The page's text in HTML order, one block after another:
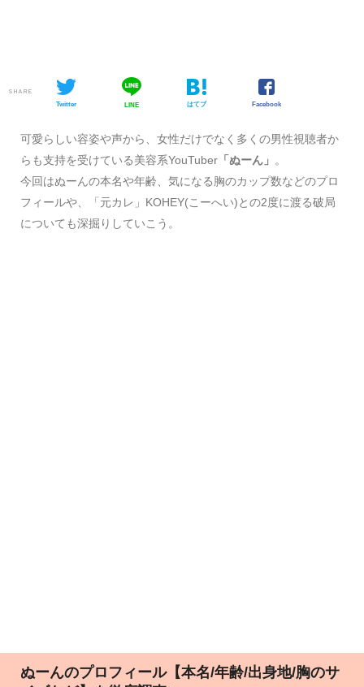
SHARE
Twitter LINE はてブ Facebook
可愛らしい容姿や声から、女性だけでなく多くの男性視聴者か
らも支持を受けている美容系YouTuber 「ぬーん」 。
今回はぬーんの本名や年齢、気になる胸のカップ数などのプロ
フィールや、「元カレ」KOHEY(こーへい)との2度に渡る破局
についても深掘りしていこう。
ぬーんのプロフィール【本名/年齢/出身地/胸のサ